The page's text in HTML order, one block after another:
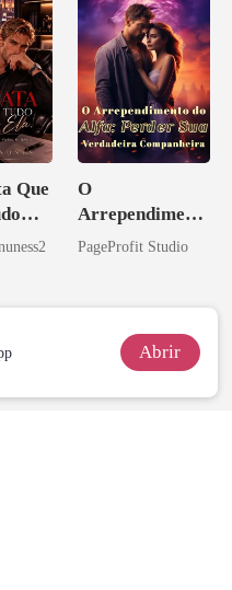
Que
O
Arrependiment
o do Alfa:
Companheira
PageProfit Studio
Abrir